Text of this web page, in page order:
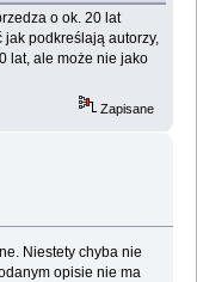
o ok. 20 lat
jak podkreślają autorzy,
lat, ale może nie jako
Zapisane
Niestety chyba nie
opisie nie ma